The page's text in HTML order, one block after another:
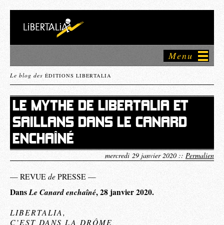
Menu
Le blog des ÉDITIONS LIBERTALIA
LE MYTHE DE LIBERTALIA ET
SAILLANS DANS LE CANARD
ENCHAÎNÉ
mercredi 29 janvier 2020 ::Permalien
— REVUE de PRESSE —
DansLe Canard enchaîné, 28 janvier 2020.
LIBERTALIA,
C’EST DANS LA DRÔME